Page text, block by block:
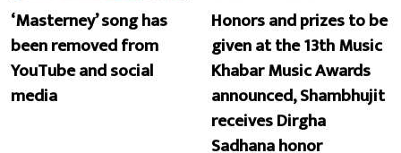
‘Masterney’ song has
been removed from
YouTube and social
media
Honors and prizes to be
given at the 13th Music
Khabar Music Awards
announced, Shambhujit
receives Dirgha
Sadhana honor